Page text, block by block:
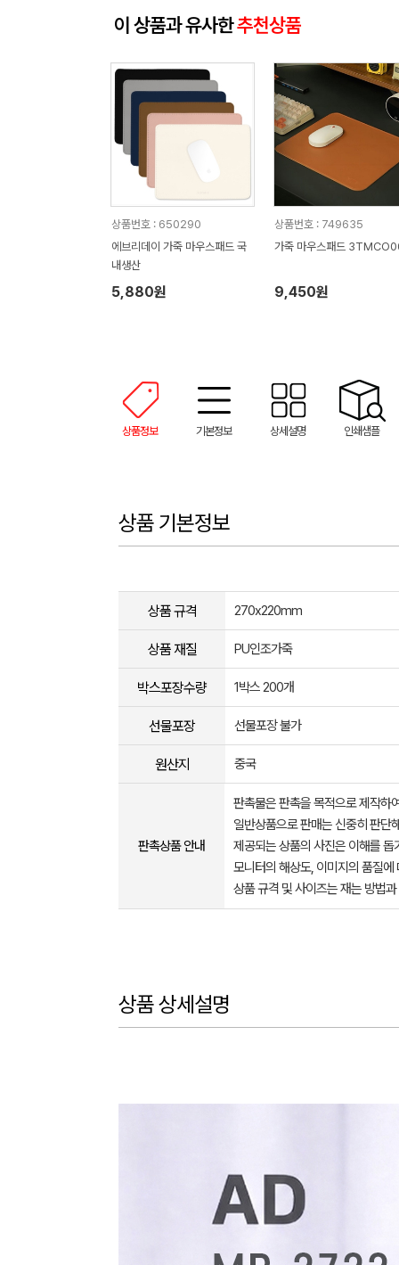
이 상품과 유사한추천상품
상품번호 : 650290
에브리데이 가죽 마우스패드 국
내생산
5,880원
상품번호 : 749635
가죽 마우스패드
9,450원
상품정보 기본정보 상세설명 인쇄샘플
상품 기본정보
상품 규격 270x220mm
상품 재질 PU인조가죽
박스포장수량 1박스 200개
선물포장 선물포장 불가
원산지 중국
판촉상품 안내
판촉물은 판촉을 목적으로 제작하
일반상품으로 판매는 신중히 판단
제공되는 상품의 사진은 이해를
모니터의 해상도, 이미지의 품질
상품 규격 및 사이즈는 재는 방법
상품 상세설명